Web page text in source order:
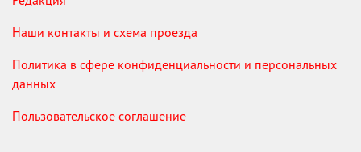
Наши контакты и схема проезда
Политика в сфере конфиденциальности и персональных
данных
Пользовательское соглашение